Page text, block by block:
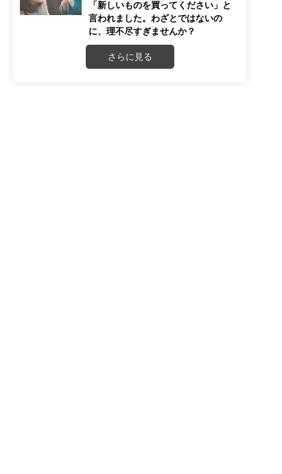
「新しいものを買ってください」と
言われました。わざとではないの
に、理不尽すぎませんか？
さらに見る